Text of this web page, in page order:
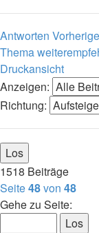
Antworten
Thema
Druckansicht
Anzeigen:
Richtung:
1518 Beiträge
Seite48von 48
Gehe zu Seite: